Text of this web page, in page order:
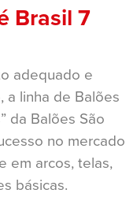
Brasil 7
adequado e
a linha de Balões
da Balões São
no mercado
em arcos, telas,
básicas.